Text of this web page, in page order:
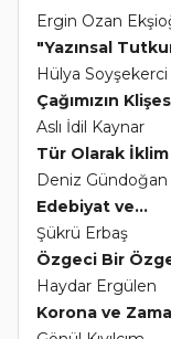
Ergin Ozan
"Yazınsal
Hülya Soyşekerci
Çağımızın
Aslı İdil Kaynar
Tür Olarak
Deniz Gündoğan
Edebiyat ve...
Şükrü Erbaş
Özgeci Bir
Haydar Ergülen
Korona ve